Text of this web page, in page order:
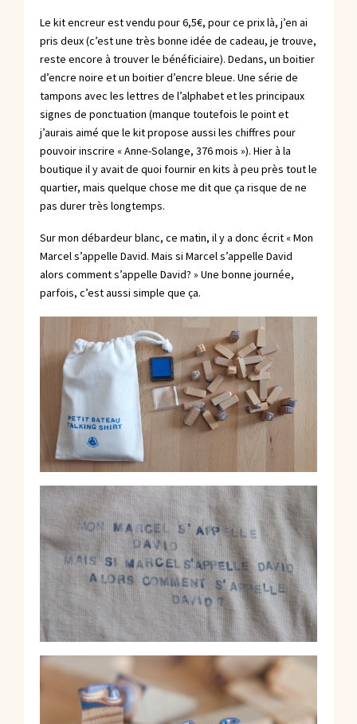
Le kit encreur est vendu pour 6,5€, pour ce prix là, j’en ai
pris deux (c’est une très bonne idée de cadeau, je trouve,
reste encore à trouver le bénéficiaire). Dedans, un boitier
d’encre noire et un boitier d’encre bleue. Une série de
tampons avec les lettres de l’alphabet et les principaux
signes de ponctuation (manque toutefois le point et
j’aurais aimé que le kit propose aussi les chiffres pour
pouvoir inscrire « Anne-Solange, 376 mois »). Hier à la
boutique il y avait de quoi fournir en kits à peu près tout le
quartier, mais quelque chose me dit que ça risque de ne
pas durer très longtemps.
Sur mon débardeur blanc, ce matin, il y a donc écrit « Mon
Marcel s’appelle David. Mais si Marcel s’appelle David
alors comment s’appelle David? » Une bonne journée,
parfois, c’est aussi simple que ça.